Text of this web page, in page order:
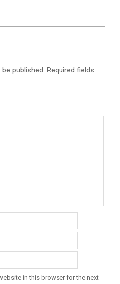
published. Required fields
in this browser for the next